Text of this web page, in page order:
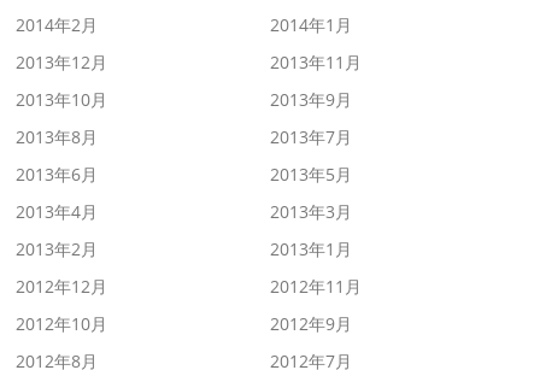
2014年2月
2014年1月
2013年12月
2013年11月
2013年10月
2013年9月
2013年8月
2013年7月
2013年6月
2013年5月
2013年4月
2013年3月
2013年2月
2013年1月
2012年12月
2012年11月
2012年10月
2012年9月
2012年8月
2012年7月